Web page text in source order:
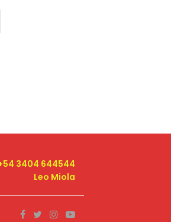
3404 644544
Leo Miola